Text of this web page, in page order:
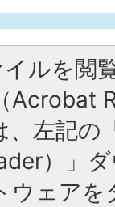
イルを閲
Acrobat
、左記の
）」
ウェア